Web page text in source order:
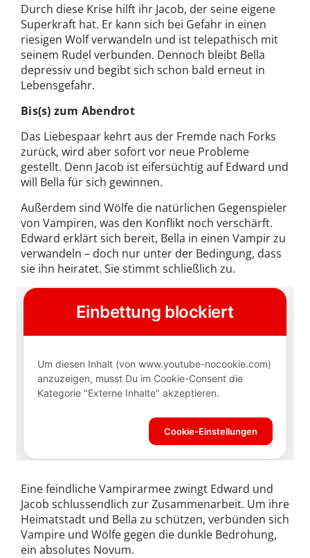
Durch diese Krise hilft ihr Jacob, der seine eigene
Superkraft hat. Er kann sich bei Gefahr in einen
riesigen Wolf verwandeln und ist telepathisch mit
seinem Rudel verbunden. Dennoch bleibt Bella
depressiv und begibt sich schon bald erneut in
Lebensgefahr.
Bis(s) zum Abendrot
Das Liebespaar kehrt aus der Fremde nach Forks
zurück, wird aber sofort vor neue Probleme
gestellt. Denn Jacob ist eifersüchtig auf Edward und
will Bella für sich gewinnen.
Außerdem sind Wölfe die natürlichen Gegenspieler
von Vampiren, was den Konflikt noch verschärft.
Edward erklärt sich bereit, Bella in einen Vampir zu
verwandeln – doch nur unter der Bedingung, dass
sie ihn heiratet. Sie stimmt schließlich zu.
Eine feindliche Vampirarmee zwingt Edward und
Jacob schlussendlich zur Zusammenarbeit. Um ihre
Heimatstadt und Bella zu schützen, verbünden sich
Vampire und Wölfe gegen die dunkle Bedrohung,
ein absolutes Novum.